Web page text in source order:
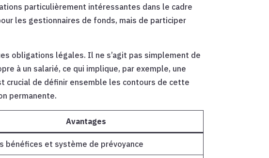
particulièrement intéressantes dans le cadre
les gestionnaires de fonds, mais de participer
obligations légales. Il ne s’agit pas simplement de
à un salarié, ce qui implique, par exemple, une
crucial de définir ensemble les contours de cette
permanente.
Avantages
bénéfices et système de prévoyance